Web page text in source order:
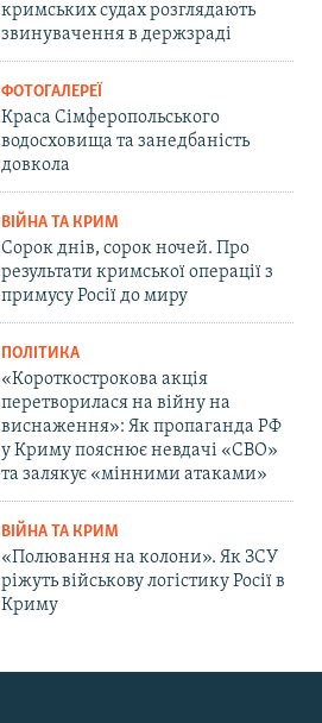
кримських судах розглядають
звинувачення в держзраді
ФОТОГАЛЕРЕЇ
Краса Сімферопольського
водосховища та занедбаність
довкола
ВІЙНА ТА КРИМ
Сорок днів, сорок ночей. Про
результати кримської операції з
примусу Росії до миру
ПОЛІТИКА
«Короткострокова акція
перетворилася на війну на
виснаження»: Як пропаганда РФ
у Криму пояснює невдачі «СВО»
та залякує «мінними атаками»
ВІЙНА ТА КРИМ
«Полювання на колони». Як ЗСУ
ріжуть військову логістику Росії в
Криму